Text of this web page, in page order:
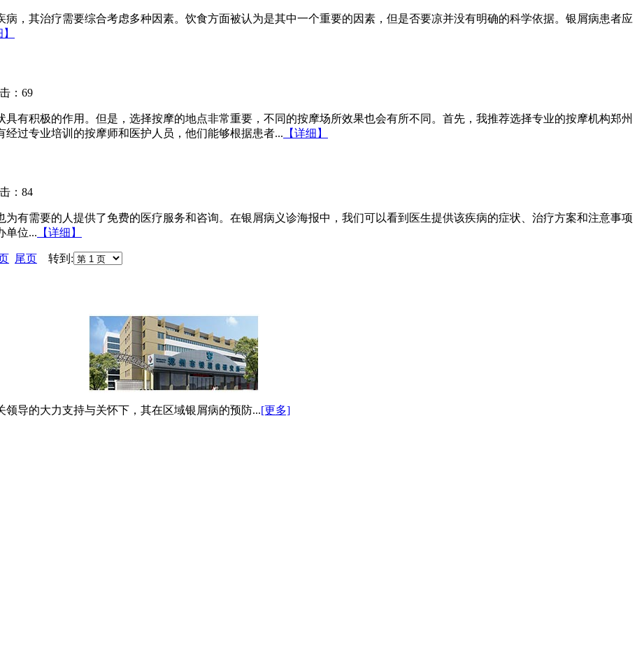
，其治疗需要综合考虑多种因素。饮食方面被认为是其中一个重要的因素，但是否要凉并没有明确的科学依据。银屑病患者应
： 69
有积极的作用。但是，选择按摩的地点非常重要，不同的按摩场所效果也会有所不同。首先，我推荐选择专业的按摩机构郑州
过专业培训的按摩师和医护人员，他们能够根据患者... 【详细】
： 84
有需要的人提供了免费的医疗服务和咨询。在银屑病义诊海报中，我们可以看到医生提供该疾病的症状、治疗方案和注意事项
单位... 【详细】
尾页 转到:
导的大力支持与关怀下，其在区域银屑病的预防...[更多]